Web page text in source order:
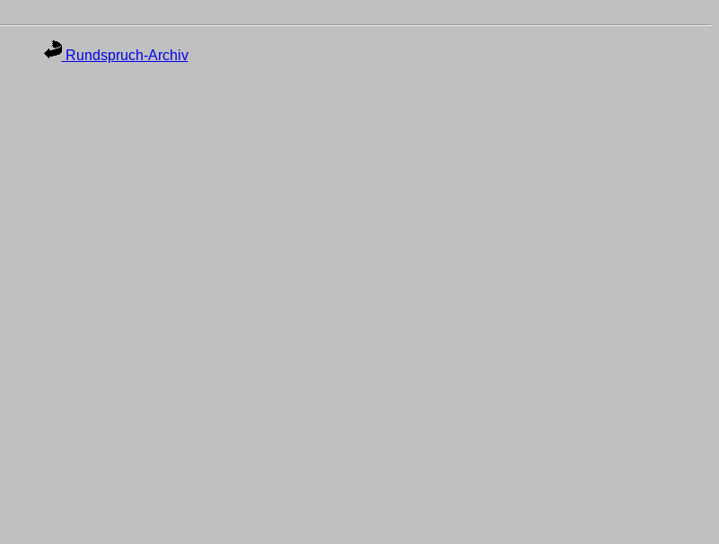
Rundspruch-Archiv